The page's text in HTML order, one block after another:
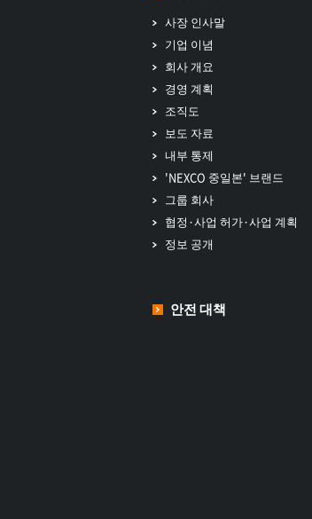
사장 인사말
기업 이념
회사 개요
경영 계획
조직도
보도 자료
내부 통제
'NEXCO 중일본' 브랜드
그룹 회사
협정·사업 허가·사업 계획
정보 공개
안전 대책